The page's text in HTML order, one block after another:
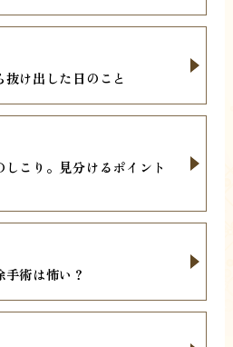
け出した日のこと
こり。見分けるポイント
術は怖い？